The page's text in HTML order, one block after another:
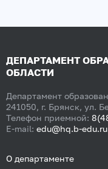
ДЕПАРТАМЕНТ
ОБЛАСТИ
Департамент
241050, г. Брянск, ул.
Телефон приемной:
E-mail: edu@hq.b-edu.ru
О департаменте